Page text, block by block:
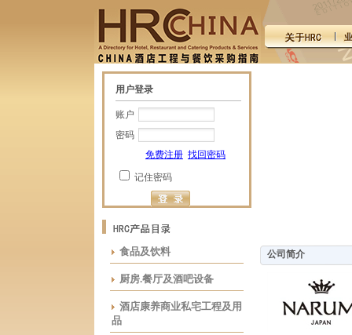
用户登录
账户
密码
免费注册 找回密码
记住密码
食品及饮料
厨房.餐厅及酒吧设备
酒店康养商业私宅工程及用
品
公司简介